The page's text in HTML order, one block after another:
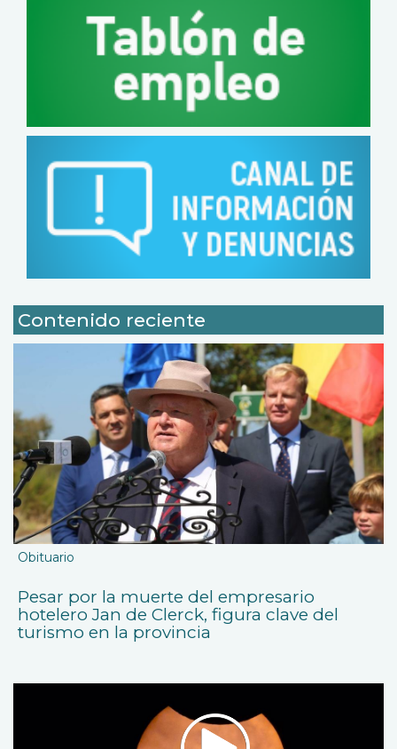
Contenido reciente
Obituario
Pesar por la muerte del empresario
hotelero Jan de Clerck, figura clave del
turismo en la provincia